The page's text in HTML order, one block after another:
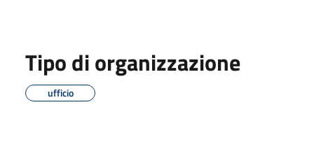
Tipo di organizzazione
ufficio